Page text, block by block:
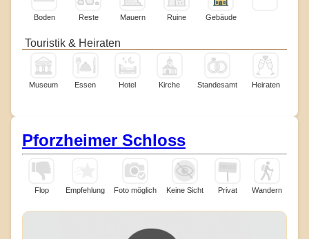
Boden Reste Mauern Ruine Gebäude
Touristik & Heiraten
Museum Essen Hotel Kirche Standesamt Heiraten
Pforzheimer Schloss
Flop Empfehlung Foto möglich Keine Sicht Privat Wandern